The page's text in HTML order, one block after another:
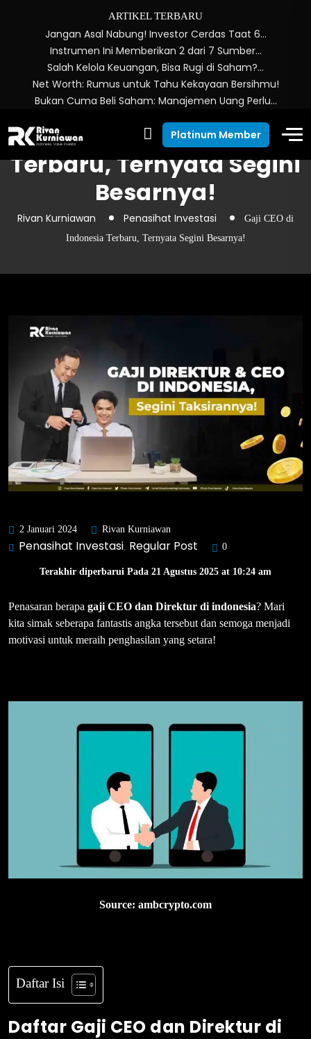
ARTIKEL TERBARU
Jangan Asal Nabung! Investor Cerdas Taat 6…
Instrumen Ini Memberikan 2 dari 7 Sumber…
Salah Kelola Keuangan, Bisa Rugi di Saham?…
Net Worth: Rumus untuk Tahu Kekayaan Bersihmu!
Bukan Cuma Beli Saham: Manajemen Uang Perlu…
Platinum Member
Gaji CEO di Indonesia
Terbaru, Ternyata Segini
Besarnya!
Rivan Kurniawan Penasihat Investasi
Gaji CEO di
Indonesia Terbaru, Ternyata Segini Besarnya!
2 Januari 2024 Rivan Kurniawan
Penasihat Investasi, Regular Post 0
Terakhir diperbarui Pada 21 Agustus 2025 at 10:24 am
Penasaran berapa gaji CEO dan Direktur di indonesia? Mari
kita simak seberapa fantastis angka tersebut dan semoga menjadi
motivasi untuk meraih penghasilan yang setara!
Source: ambcrypto.com
Daftar Isi
Daftar Gaji CEO dan Direktur di